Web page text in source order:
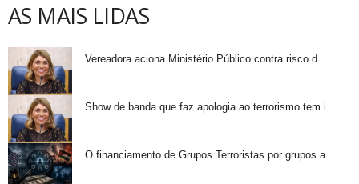
AS MAIS LIDAS
Vereadora aciona Ministério Público contra risco d...
Show de banda que faz apologia ao terrorismo tem i...
O financiamento de Grupos Terroristas por grupos a...